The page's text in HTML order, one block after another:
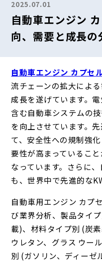
2025.07.01
自動車エンジン
向、需要と成長
自動車エンジン カプセ
流チェーンの拡大によ
成長を遂げています。
含む自動車システムの
を向上させています。
て、安全性への規制強
要性が高まっているこ
なっています。さらに
も、世界中で先進的な
自動車用エンジン カプ
び業界分析、製品タイ
載)、材料タイプ別 (炭
ウレタン、グラス ウー
別 (ガソリン、ディーゼ